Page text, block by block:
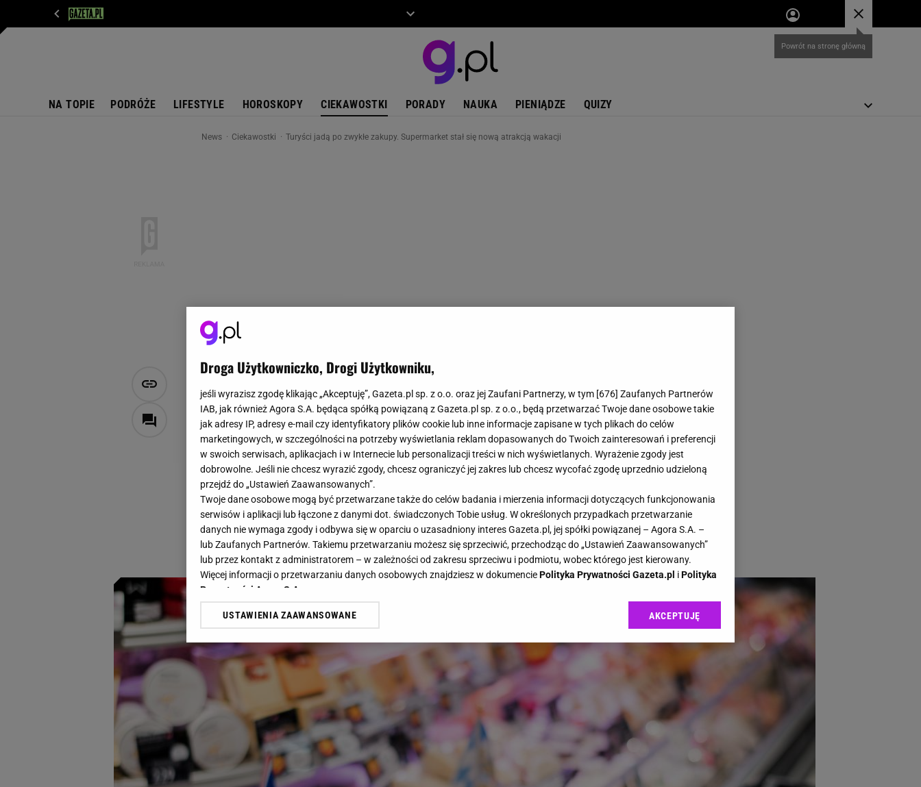
NA TOPIE PODRÓŻE LIFESTYLE HOROSKOPY CIEKAWOSTKI PORADY NAUKA PIENIĄDZE QUIZY
News Ciekawostki Turyści jadą po zwykłe zakupy. Supermarket stał się nową atrakcją wakacji
Turyści jadą po zwykłe zakupy. Supermarket stał się nową
atrakcją wakacji
Zuzanna Karczmarczyk
14 maja 2026, 14:11
Jeszcze niedawno supermarket za granicą był tylko miejscem, do którego wpadało się po
wodę, przekąski albo coś na szybkie śniadanie. Dziś coraz więcej podróżnych traktuje go jak
pełnoprawny punkt programu. Bo między półkami z lokalnymi chipsami, serami, kosmetykami
i przyprawami można zobaczyć więcej codziennego życia niż w niejednym przewodniku.
Droga Użytkowniczko, Drogi Użytkowniku,
jeśli wyrazisz zgodę klikając „Akceptuję”, Gazeta.pl sp. z o.o. oraz jej Zaufani Partnerzy, w tym [676] Zaufanych Partnerów
IAB, jak również Agora S.A. będąca spółką powiązaną z Gazeta.pl sp. z o.o., będą przetwarzać Twoje dane osobowe takie
jak adresy IP, adresy e-mail czy identyfikatory plików cookie lub inne informacje zapisane w tych plikach do celów
marketingowych, w szczególności na potrzeby wyświetlania reklam dopasowanych do Twoich zainteresowań i preferencji
w swoich serwisach, aplikacjach i w Internecie lub personalizacji treści w nich wyświetlanych. Wyrażenie zgody jest
dobrowolne. Jeśli nie chcesz wyrazić zgody, chcesz ograniczyć jej zakres lub chcesz wycofać zgodę uprzednio udzieloną
przejdź do „Ustawień Zaawansowanych”.
Twoje dane osobowe mogą być przetwarzane także do celów badania i mierzenia informacji dotyczących funkcjonowania
serwisów i aplikacji lub łączone z danymi dot. świadczonych Tobie usług. W określonych przypadkach przetwarzanie
danych nie wymaga zgody i odbywa się w oparciu o uzasadniony interes Gazeta.pl, jej spółki powiązanej – Agora S.A. –
lub Zaufanych Partnerów. Takiemu przetwarzaniu możesz się sprzeciwić, przechodząc do „Ustawień Zaawansowanych”
lub przez kontakt z administratorem – w zależności od zakresu sprzeciwu i podmiotu, wobec którego jest kierowany.
Więcej informacji o przetwarzaniu danych osobowych znajdziesz w dokumenciePolityka Prywatności Gazeta.pl iPolityka
Prywatności Agora S.A.
Klikając „Akceptuję” wyrażasz też zgodę na zainstalowanie i przechowywanie plików cookie Gazeta.pl sp. z o.o., jej
dotyczące plików cookie, wywołując narzędzie do zarządzania twoimi preferencjami dot. przetwarzania danych poprzez
odnośnik „Ustawienia prywatności ” w stopce serwisu i przechodząc do „Ustawień Zaawansowanych”. Zmiana ustawień
plików cookie możliwa jest także za pomocą ustawień przeglądarki.
My, nasi Zaufani Partnerzy i Agora S.A. możemy przetwarzać dane osobowe w następujących celach:
Użycie dokładnych danych geolokalizacyjnych. Aktywne skanowanie charakterystyki urządzenia do celów identyfikacji.
Przechowywanie informacji na urządzeniu lub dostęp do nich. Spersonalizowane reklamy i treści, pomiar reklam i treści,
badnie odbiorców i ulepszanie usług.
Lista Zaufanych Partnerów
USTAWIENIA ZAAWANSOWANE AKCEPTUJĘ